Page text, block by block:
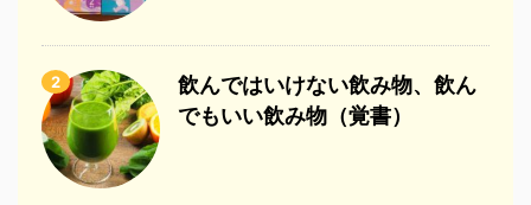
2
飲んではいけない飲み物、飲ん
でもいい飲み物（覚書）